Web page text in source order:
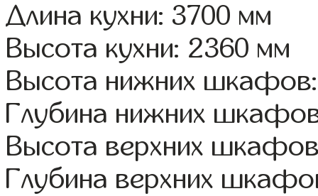
Длина кухни: 3700 мм
Высота кухни: 2360 мм
Высота нижних
Глубина нижних
Высота верхних
Глубина верхних